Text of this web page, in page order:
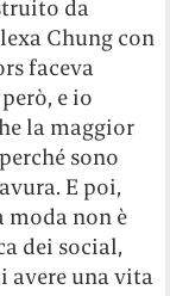
da
Chung con
faceva
e io
la maggior
sono
E poi,
non è
dei social,
avere una vita